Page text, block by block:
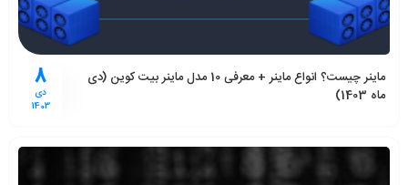
8
دی
1403
ماینر چیست؟ انواع ماینر + معرفی 10 مدل ماینر بیت کوین (دی
ماه 1403)